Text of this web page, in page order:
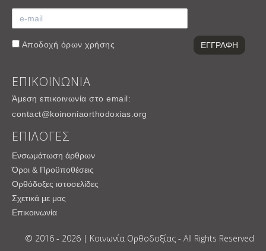
Αποδοχή όρων χρήσης
ΕΠΙΚΟΙΝΩΝΙΑ
Άμεση επικοινωνία στο email:
contact@koinoniaorthodoxias.org
ΕΠΙΛΟΓΕΣ
Ενσωμάτωση άρθρων
Όροι & Προϋποθέσεις
Ορθόδοξες ιστοσελίδες
Σχετικά με μας
Επικοινωνία
© 2016 - 2026 | Κοινωνία Ορθοδοξίας - All Rights Reserved